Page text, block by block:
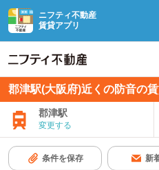
ニフティ不動産
賃貸アプリ
郡津駅(大阪府)近くの防音の
郡津駅
変更する
条件を保存 新